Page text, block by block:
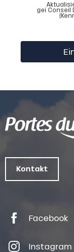
gei Conseil
Kontakt
Facebook
Instagram